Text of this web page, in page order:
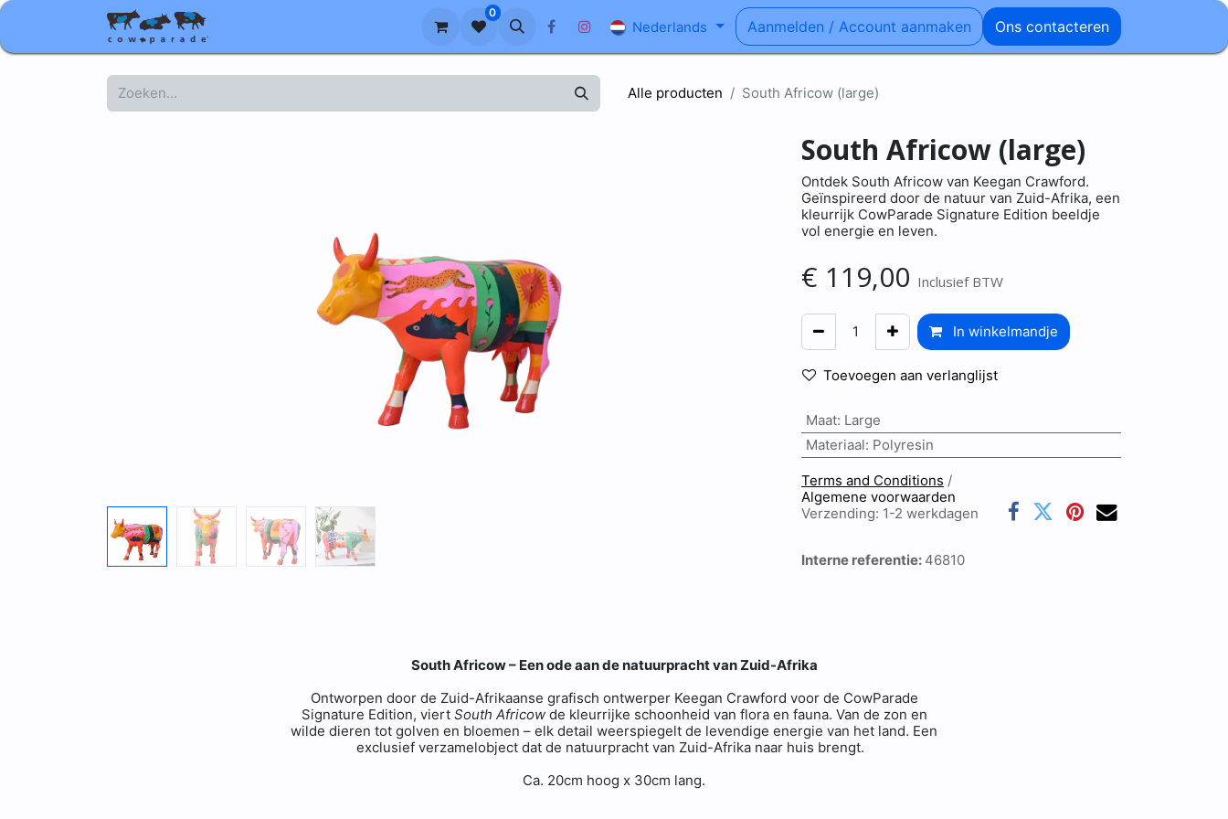
Ons Verhaal Blog FAQ
0
Nederlands Aanmelden / Account aanmaken Ons contacteren
Alle producten South Africow (large)
South Africow (large)
Ontdek South Africow van Keegan Crawford.
Geïnspireerd door de natuur van Zuid-Afrika, een
kleurrijk CowParade Signature Edition beeldje
vol energie en leven.
€ 119,00 Inclusief BTW
In winkelmandje
Toevoegen aan verlanglijst
Maat: Large
Materiaal: Polyresin
Terms and Conditions /
Algemene voorwaarden
Verzending: 1-2 werkdagen
Interne referentie: 46810
South Africow – Een ode aan de natuurpracht van Zuid-Afrika
Ontworpen door de Zuid-Afrikaanse grafisch ontwerper Keegan Crawford voor de CowParade
Signature Edition, viert South Africowde kleurrijke schoonheid van flora en fauna. Van de zon en
wilde dieren tot golven en bloemen – elk detail weerspiegelt de levendige energie van het land. Een
exclusief verzamelobject dat de natuurpracht van Zuid-Afrika naar huis brengt.
Ca. 20cm hoog x 30cm lang.